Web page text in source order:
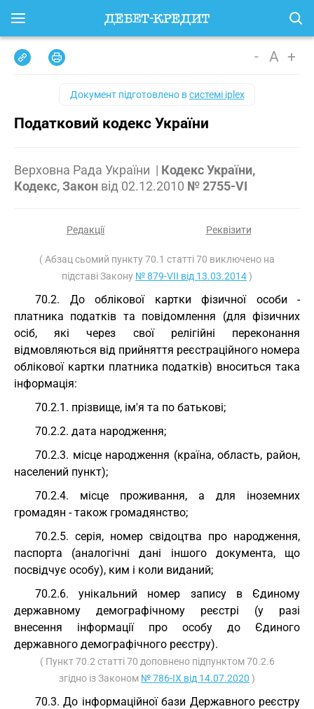
- A +
Документ підготовлено всистемі iplex
Податковий кодекс України
Верховна Рада України | Кодекс України,
Кодекс, Закон від 02.12.2010 № 2755-VI
Редакції Реквізити
( Абзац сьомий пункту 70.1 статті 70 виключено на
підставі Закону № 879-VII від 13.03.2014)
70.2. До облікової картки фізичної особи -
платника податків та повідомлення (для фізичних
осіб, які через свої релігійні переконання
відмовляються від прийняття реєстраційного номера
облікової картки платника податків) вноситься така
інформація:
70.2.1. прізвище, ім'я та по батькові;
70.2.2. дата народження;
70.2.3. місце народження (країна, область, район,
населений пункт);
70.2.4. місце проживання, а для іноземних
громадян - також громадянство;
70.2.5. серія, номер свідоцтва про народження,
паспорта (аналогічні дані іншого документа, що
посвідчує особу), ким і коли виданий;
70.2.6. унікальний номер запису в Єдиному
державному демографічному реєстрі (у разі
внесення інформації про особу до Єдиного
державного демографічного реєстру).
( Пункт 70.2 статті 70 доповнено підпунктом 70.2.6
згідно із Законом № 786-IX від 14.07.2020 )
70.3. До інформаційної бази Державного реєстру